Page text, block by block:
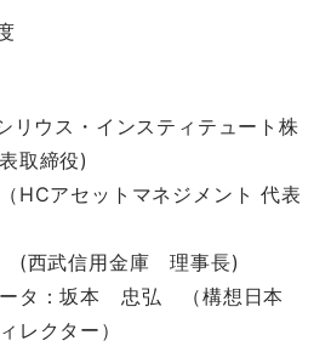
リウス・インスティテュート株
取締役)
HCアセットマネジメント 代表
西武信用金庫 理事長)
ータ：坂本 忠弘 （構想日本
レクター）